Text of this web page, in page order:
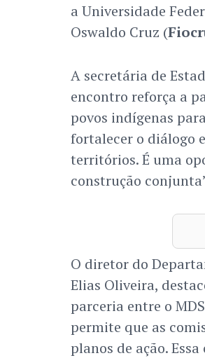
a Universidade
Oswaldo Cruz (
A secretária de
encontro reforça a
povos indígenas
fortalecer o diálogo
territórios. É uma
construção
O diretor do
Elias Oliveira,
parceria entre o
permite que as
planos de ação.